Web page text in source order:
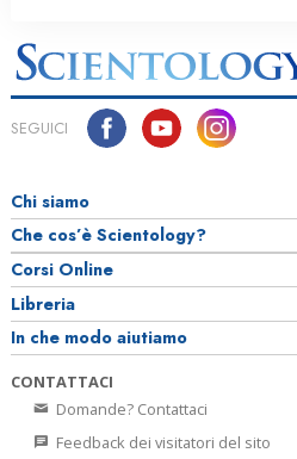
SEGUICI
Chi siamo
Che cos’è Scientology?
Corsi Online
Libreria
In che modo aiutiamo
CONTATTACI
Domande? Contattaci
Feedback dei visitatori del sito